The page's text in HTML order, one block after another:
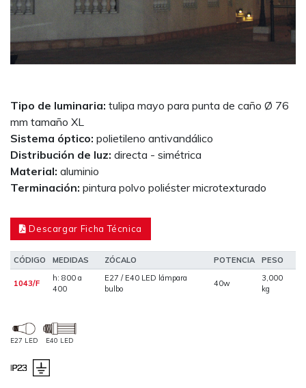
Tipo de luminaria: tulipa mayo para punta de caño Ø 76
mm tamaño XL
Sistema óptico: polietileno antivandálico
Distribución de luz: directa - simétrica
Material: aluminio
Terminación: pintura polvo poliéster microtexturado
Descargar Ficha Técnica
CÓDIGO MEDIDAS ZÓCALO POTENCIA PESO
1043/F
h: 800 a
400
E27 / E40 LED lámpara
bulbo
40w
3,000
kg
E27 LED E40 LED